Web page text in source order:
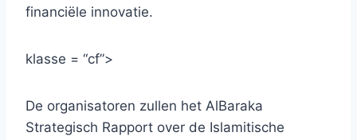
financiële innovatie.
klasse = “cf”>
De organisatoren zullen het AlBaraka
Strategisch Rapport over de Islamitische